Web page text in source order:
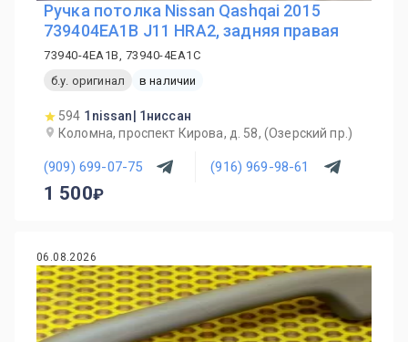
Ручка потолка Nissan Qashqai 2015
739404EA1B J11 HRA2, задняя правая
73940-4EA1B, 73940-4EA1C
б.у. оригинал
в наличии
594 1nissan| 1ниссан
Коломна, проспект Кирова, д. 58, (Озерский пр.)
(909) 699-07-75 (916) 969-98-61
1 500
06.08.2026